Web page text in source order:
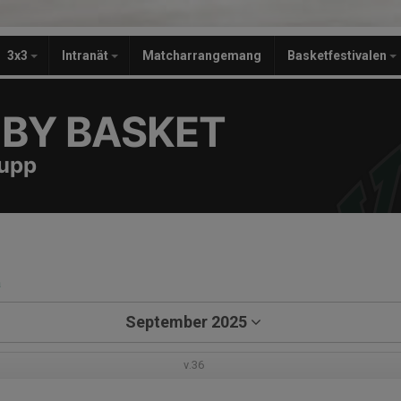
3x3 Intranät Matcharrangemang Basketfestivalen
BASKET
September 2025
v.36